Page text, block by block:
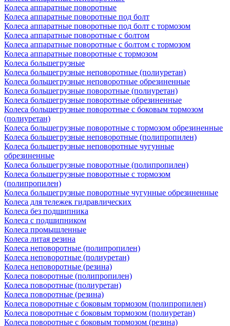
Колеса аппаратные поворотные
Колеса аппаратные поворотные под болт
Колеса аппаратные поворотные под болт с тормозом
Колеса аппаратные поворотные с болтом
Колеса аппаратные поворотные с болтом с тормозом
Колеса аппаратные поворотные с тормозом
Колеса большегрузные
Колеса большегрузные неповоротные (полиуретан)
Колеса большегрузные неповоротные обрезиненные
Колеса большегрузные поворотные (полиуретан)
Колеса большегрузные поворотные обрезиненные
Колеса большегрузные поворотные с боковым тормозом
(полиуретан)
Колеса большегрузные поворотные с тормозом обрезиненные
Колеса большегрузные неповоротные (полипропилен)
Колеса большегрузные неповоротные чугунные
обрезиненные
Колеса большегрузные поворотные (полипропилен)
Колеса большегрузные поворотные с тормозом
(полипропилен)
Колеса большегрузные поворотные чугунные обрезиненные
Колеса для тележек гидравлических
Колеса без подшипника
Колеса с подшипником
Колеса промышленные
Колеса литая резина
Колеса неповоротные (полипропилен)
Колеса неповоротные (полиуретан)
Колеса неповоротные (резина)
Колеса поворотные (полипропилен)
Колеса поворотные (полиуретан)
Колеса поворотные (резина)
Колеса поворотные c боковым тормозом (полипропилен)
Колеса поворотные c боковым тормозом (полиуретан)
Колеса поворотные c боковым тормозом (резина)